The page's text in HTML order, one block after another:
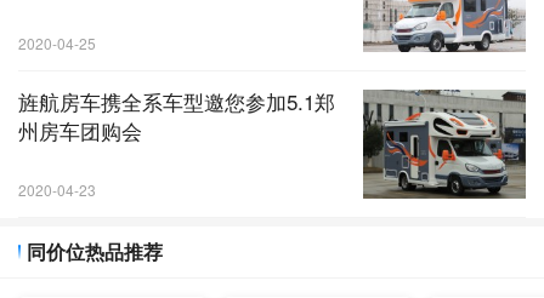
2020-04-25
旌航房车携全系车型邀您参加5.1郑
州房车团购会
2020-04-23
同价位热品推荐